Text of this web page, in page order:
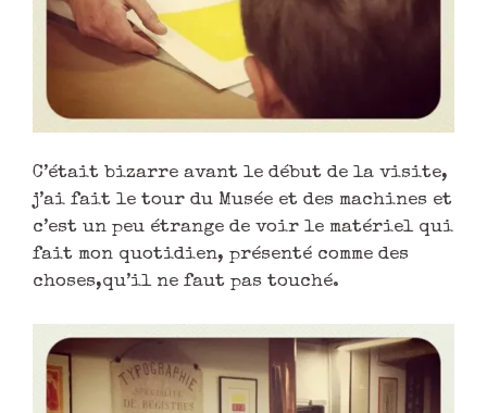
C’était bizarre avant le début de la visite,
j’ai fait le tour du Musée et des machines et
c’est un peu étrange de voir le matériel qui
fait mon quotidien, présenté comme des
choses,qu’il ne faut pas touché.